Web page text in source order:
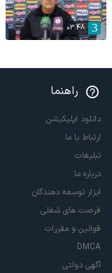
03:48
راهنما
دانلود اپلیکیشن
ارتباط با ما
تبلیغات
درباره ما
ابزار توسعه دهندگان
فرصت های شغلی
قوانین و مقررات
DMCA
آگهی دولتی